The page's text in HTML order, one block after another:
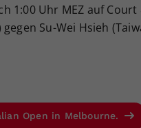
1:00 Uhr MEZ auf Court
Su-Wei Hsieh
Open in Melbourne.